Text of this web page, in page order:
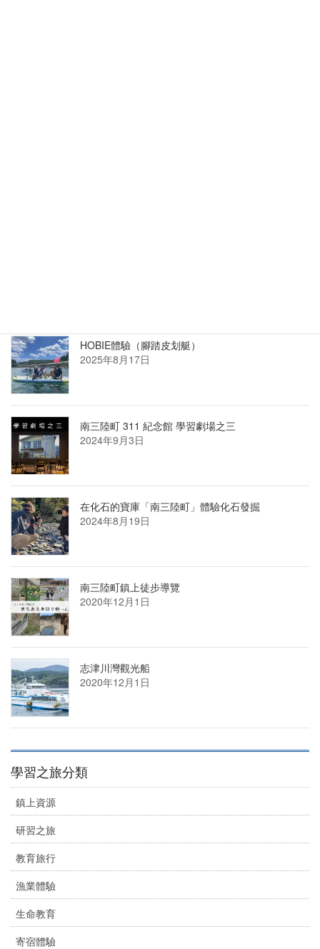
HOBIE體驗（腳踏皮划艇）
2025年8月17日
南三陸町 311 紀念館 學習劇場之三
2024年9月3日
在化石的寶庫「南三陸町」體驗化石發掘
2024年8月19日
南三陸町鎮上徒步導覽
2020年12月1日
志津川灣觀光船
2020年12月1日
學習之旅分類
鎮上資源
研習之旅
教育旅行
漁業體驗
生命教育
寄宿體驗